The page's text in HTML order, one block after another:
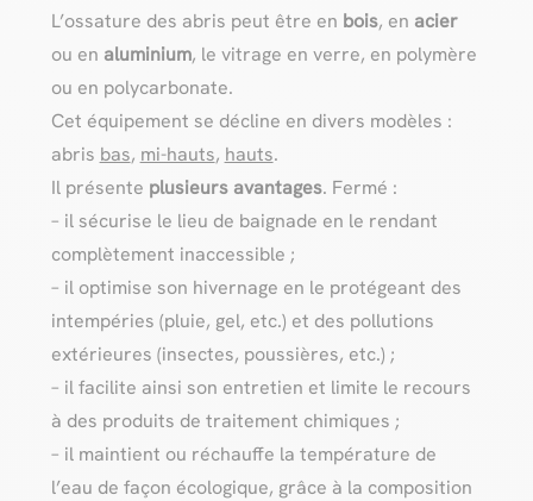
L’ossature des abris peut être en bois, en acier
ou en aluminium, le vitrage en verre, en polymère
ou en polycarbonate.
Cet équipement se décline en divers modèles :
abris bas, mi-hauts, hauts.
Il présente plusieurs avantages. Fermé :
– il sécurise le lieu de baignade en le rendant
complètement inaccessible ;
– il optimise son hivernage en le protégeant des
intempéries (pluie, gel, etc.) et des pollutions
extérieures (insectes, poussières, etc.) ;
– il facilite ainsi son entretien et limite le recours
à des produits de traitement chimiques ;
– il maintient ou réchauffe la température de
l’eau de façon écologique, grâce à la composition